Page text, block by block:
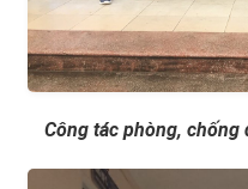
Công tác phòng, chống